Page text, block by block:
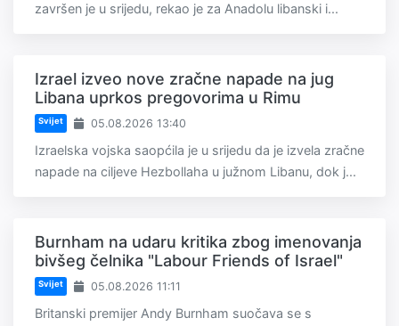
završen je u srijedu, rekao je za Anadolu libanski i...
Izrael izveo nove zračne napade na jug
Libana uprkos pregovorima u Rimu
Svijet 05.08.2026 13:40
Izraelska vojska saopćila je u srijedu da je izvela zračne
napade na ciljeve Hezbollaha u južnom Libanu, dok j...
Burnham na udaru kritika zbog imenovanja
bivšeg čelnika "Labour Friends of Israel"
Svijet 05.08.2026 11:11
Britanski premijer Andy Burnham suočava se s